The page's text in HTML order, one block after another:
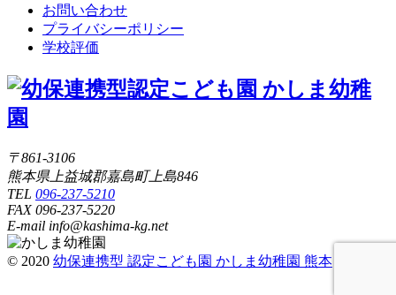
お問い合わせ
プライバシーポリシー
学校評価
〒861-3106
熊本県上益城郡嘉島町上島846
TEL 096-237-5210
FAX 096-237-5220
E-mail info@kashima-kg.net
© 2020 幼保連携型 認定こども園 かしま幼稚園 熊本